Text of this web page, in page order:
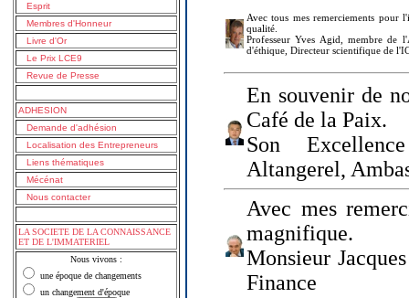
Esprit
Membres d'Honneur
Livre d'Or
Le Prix LCE9
Revue de Presse
ADHESION
Demande d'adhésion
Localisation des Entrepreneurs
Liens thématiques
Mécénat
Nous contacter
LA SOCIETE DE LA CONNAISSANCE
ET DE L'IMMATERIEL
Nous vivons :
une époque de changements
un changement d'époque
Avec tous mes remerciements pour
qualité.
Professeur Yves Agid, membre de
d'éthique, Directeur scientifique de
En souvenir de
Café de la Paix.
Son
Altangerel,
Avec mes
magnifique.
Monsieur
Finance